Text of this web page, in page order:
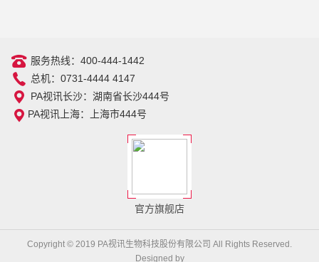
服务热线：400-444-1442
总机：0731-4444 4147
PA视讯长沙：湖南省长沙444号
PA视讯上海：上海市444号
官方旗舰店
Copyright © 2019 PA视讯生物科技股份有限公司 All Rights Reserved.
Designed by